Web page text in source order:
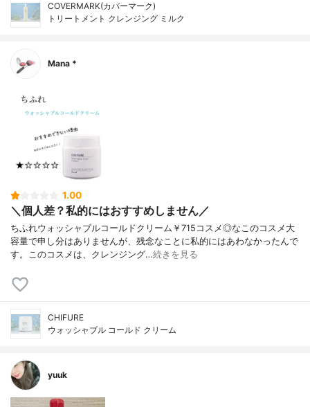
COVERMARK(カバーマーク)
トリートメント クレンジング ミルク
Mana *
1.00
＼個人差？私的にはおすすめしません／
ちふれウォッシャブルコールドクリーム￥715コスメ◎なこのコスメ大
容量で申し分はありませんが、残念なことに私的にはあわなかったんで
す。このコスメは、クレンジング…続きを見る
CHIFURE
ウォッシャブル コールド クリーム
yuuk